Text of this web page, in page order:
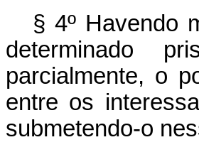
§ 4º Havendo
determinado
parcialmente, o
entre os
submetendo-o